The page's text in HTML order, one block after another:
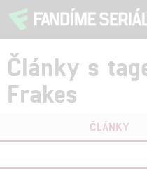
Články s
Frakes
ČLÁNKY